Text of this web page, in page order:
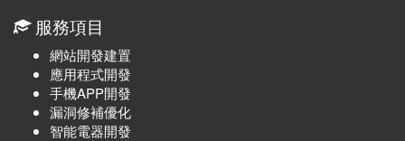
服務項目
網站開發建置
應用程式開發
手機APP開發
漏洞修補優化
智能電器開發